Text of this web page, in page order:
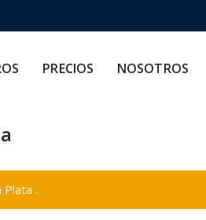
PRECIOS NOSOTROS
.